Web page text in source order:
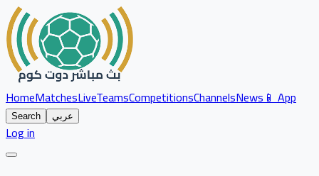
HomeMatchesLiveTeamsCompetitionsChannelsNews📱 App
Search عربي
Log in